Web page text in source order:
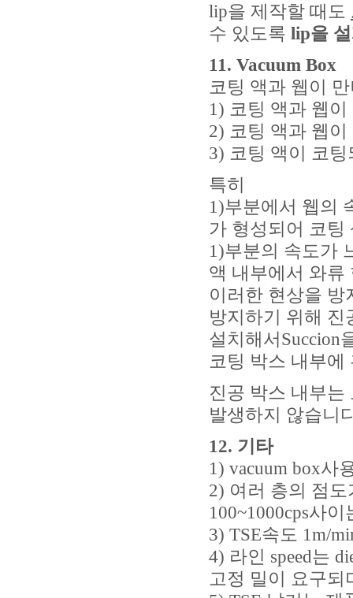
lip을 제작할 때도
수 있도록 lip을
11. Vacuum Box
코팅 액과 웹이
1) 코팅 액과 웹
2) 코팅 액과 웹
3) 코팅 액이 코
특히
1)부분에서 웹의
가 형성되어 코팅
1)부분의 속도가
액 내부에서 와류
이러한 현상을 방
방지하기 위해 진
설치해서Succion
코팅 박스 내부에
진공 박스 내부는
발생하지 않습니
12. 기타
1) vacuum box사
2) 여러 층의 점
100~1000cps사
3) TSE속도 1m/
4) 라인 speed는
고정 밀이 요구되